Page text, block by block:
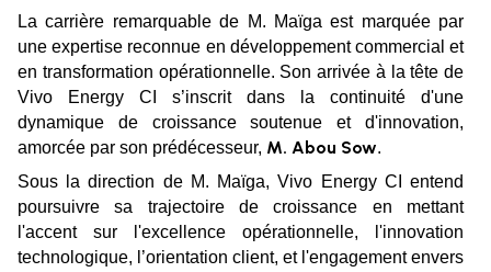
La carrière remarquable de M. Maïga est marquée par
une expertise reconnue en développement commercial et
en transformation opérationnelle. Son arrivée à la tête de
Vivo Energy CI s’inscrit dans la continuité d'une
dynamique de croissance soutenue et d'innovation,
amorcée par son prédécesseur, M. Abou Sow.
Sous la direction de M. Maïga, Vivo Energy CI entend
poursuivre sa trajectoire de croissance en mettant
l'accent sur l'excellence opérationnelle, l'innovation
technologique, l’orientation client, et l'engagement envers